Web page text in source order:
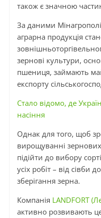
також є значною
За даними
аграрна продукція
зернові культури,
пшениця, займають
експорту
Стало відомо, де
насіння
Однак для того, щоб
вирощуванні
підійти до вибору
усіх робіт – від сівби
зберігання зерна.
Компанія LANDFORT
активно розвивають